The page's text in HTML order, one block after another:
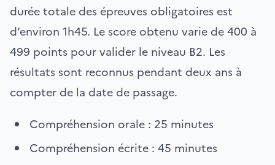
durée totale des épreuves obligatoires est
d’environ 1h45. Le score obtenu varie de 400 à
499 points pour valider le niveau B2. Les
résultats sont reconnus pendant deux ans à
compter de la date de passage.
Compréhension orale : 25 minutes
Compréhension écrite : 45 minutes